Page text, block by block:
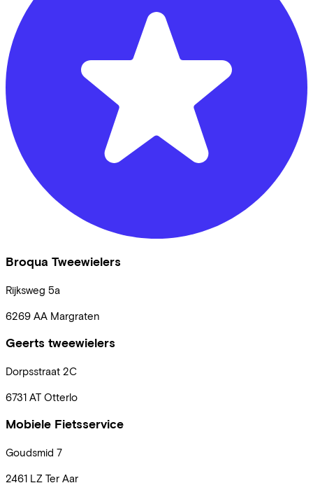
Broqua Tweewielers
Rijksweg 5a
6269 AA Margraten
Geerts tweewielers
Dorpsstraat 2C
6731 AT Otterlo
Mobiele Fietsservice
Goudsmid 7
2461 LZ Ter Aar